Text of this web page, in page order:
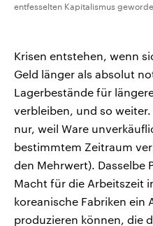
entfesselten Kapitalismus
Krisen entstehen, wenn
Geld länger als absolut
Lagerbestände für
verbleiben, und so
nur, weil Ware
bestimmtem Zeitraum
den Mehrwert). Dasselbe
Macht für die Arbeitszeit
koreanische Fabriken ein
produzieren können, die